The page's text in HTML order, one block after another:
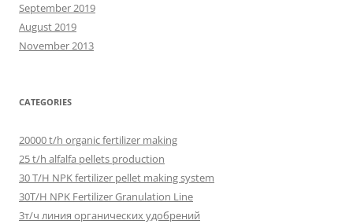
September 2019
August 2019
November 2013
CATEGORIES
20000 t/h organic fertilizer making
25 t/h alfalfa pellets production
30 T/H NPK fertilizer pellet making system
30T/H NPK Fertilizer Granulation Line
3т/ч линия органических удобрений